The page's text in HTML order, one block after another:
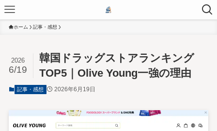
ホーム 記事・感想
韓国ドラッグストアランキング
TOP5｜Olive Young一強の理由
2026
6/19
記事・感想 2026年6月19日